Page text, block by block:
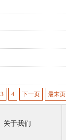
3 4 下一页 最末页
关于我们